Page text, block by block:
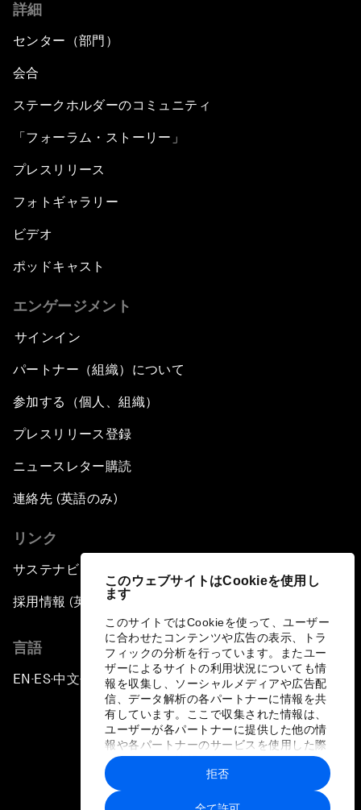
このウェブサイトはCookieを使用し
ます
このサイトではCookieを使って、ユーザー
に合わせたコンテンツや広告の表示、トラ
フィックの分析を行っています。またユー
ザーによるサイトの利用状況についても情
報を収集し、ソーシャルメディアや広告配
信、データ解析の各パートナーに情報を共
有しています。ここで収集された情報は、
ユーザーが各パートナーに提供した他の情
報や各パートナーのサービスを使用した際
に収集された情報と組み合わされ、各パー
トナーによって使用されることがありま
す。
拒否
詳細
センター（部門）
会合
ステークホルダーのコミュニティ
「フォーラム・ストーリー」
プレスリリース
フォトギャラリー
ビデオ
ポッドキャスト
エンゲージメント
サインイン
パートナー（組織）について
参加する（個人、組織）
プレスリリース登録
ニュースレター購読
連絡先 (英語のみ)
リンク
サステナビリティへの取り組み
採用情報 (英語のみ)
言語
EN ▪ ES▪中文▪ 日本語
プライバシーポリシーと利用規約